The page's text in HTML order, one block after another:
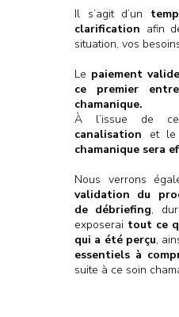
Il s’agit d’un
clarification afin
situation, vos
Le paiement
ce premier
chamanique.
À l’issue de
canalisation et le
chamanique sera
Nous verrons
validation du
de débriefing,
exposerai tout ce
qui a été perçu,
essentiels à
suite à ce soin